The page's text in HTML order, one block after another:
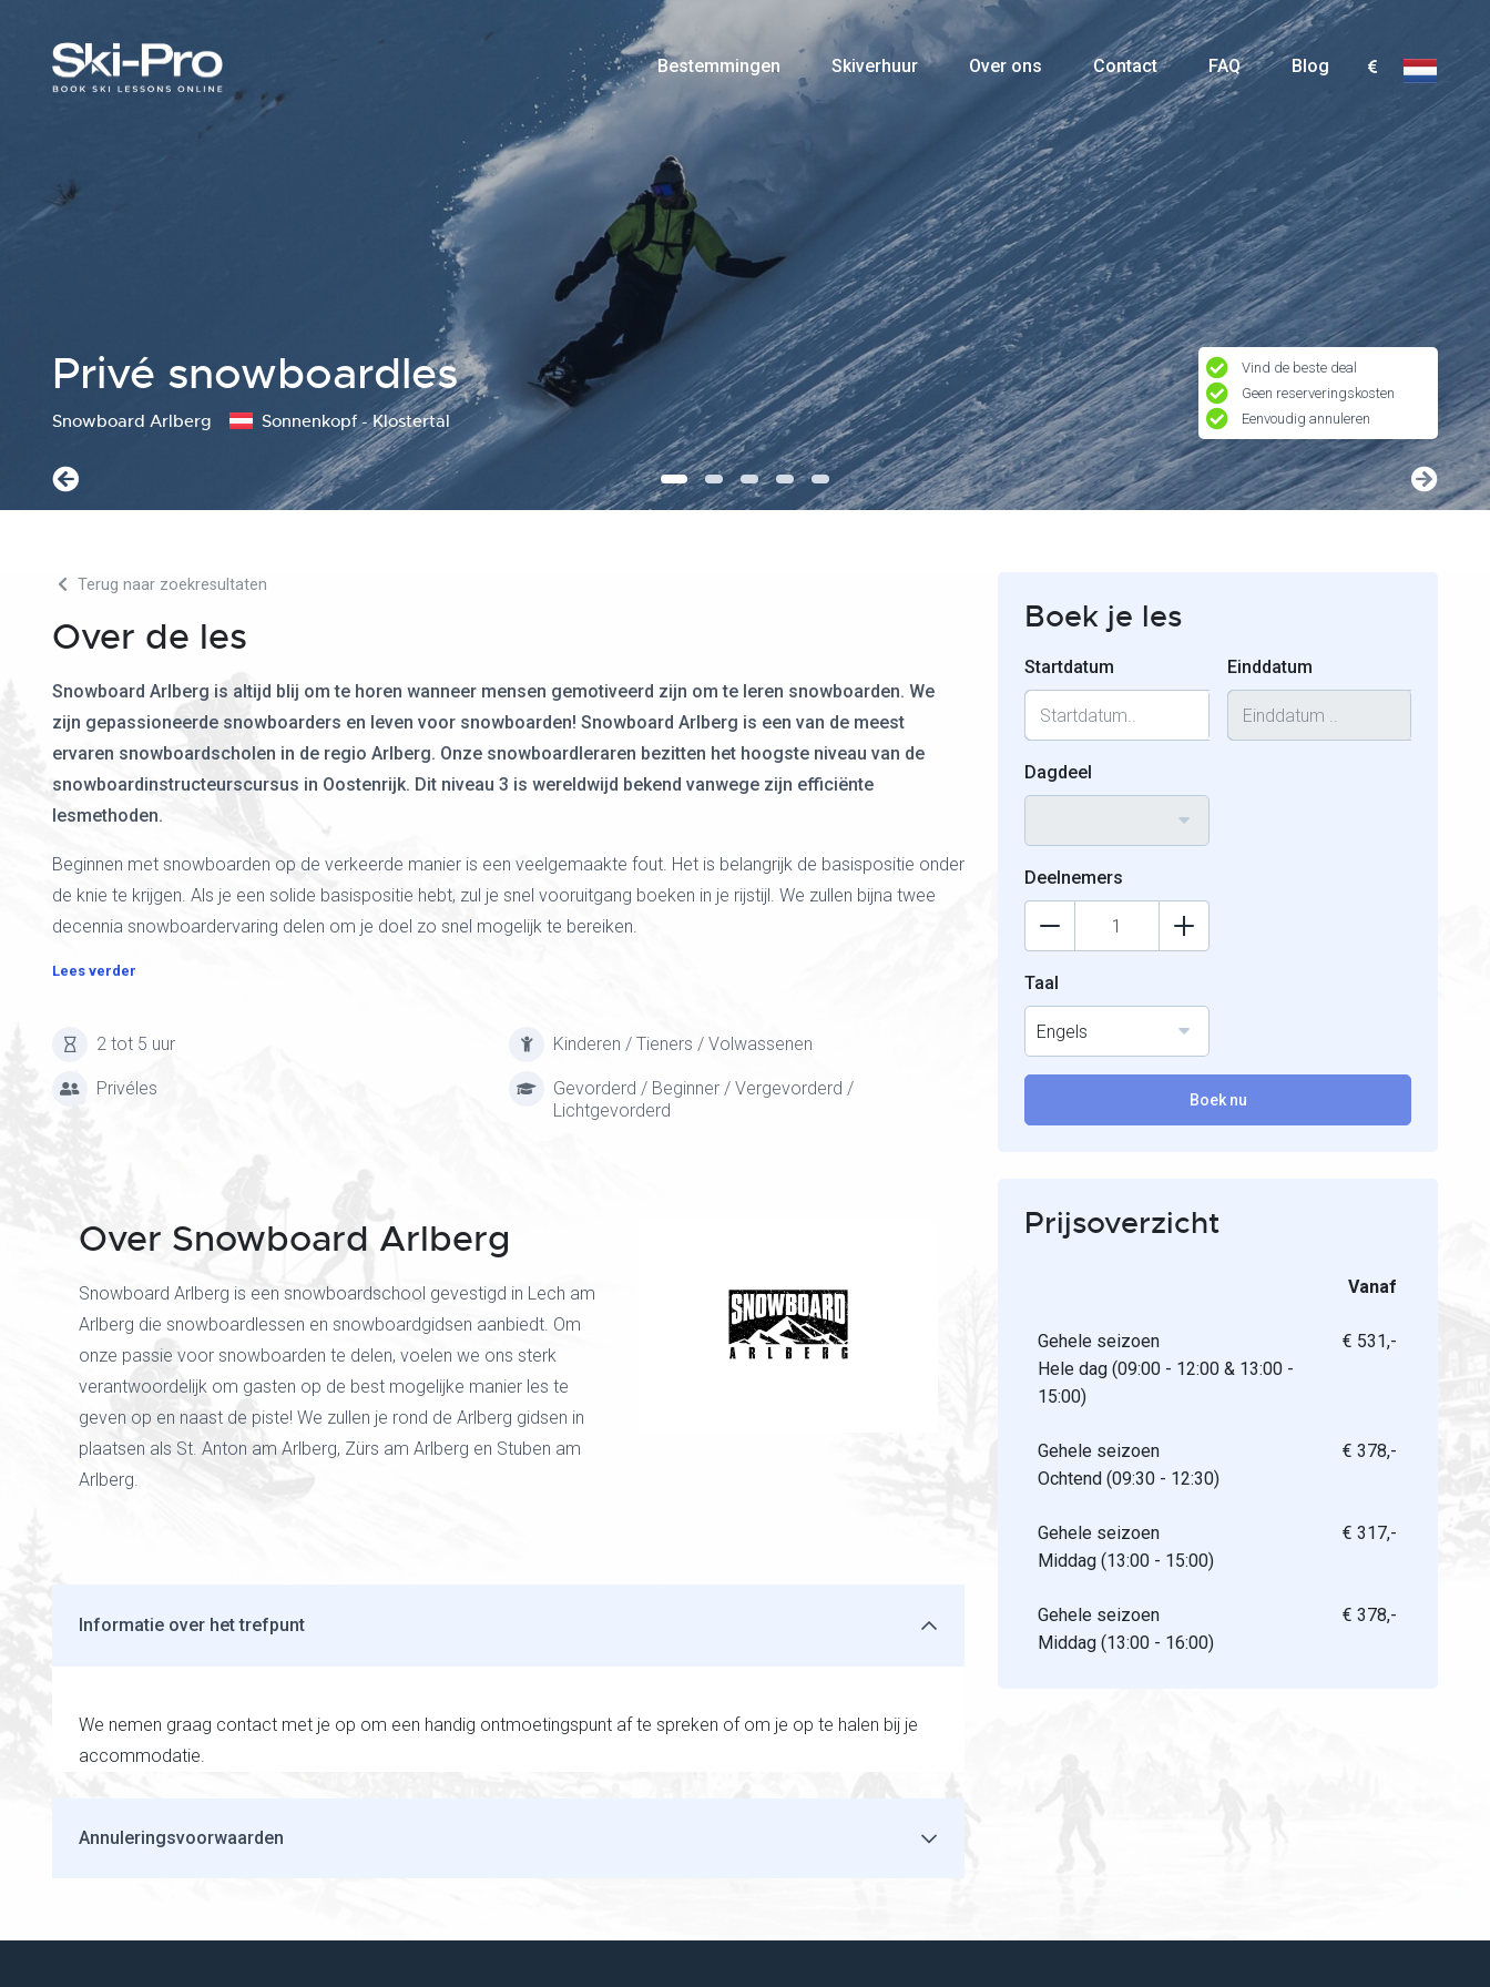
Bestemmingen Skiverhuur Over ons Contact FAQ Blog
Privé snowboardles
Snowboard Arlberg Sonnenkopf - Klostertal
Vind de beste deal
Geen reserveringskosten
Eenvoudig annuleren
Terug naar zoekresultaten
Over de les
Snowboard Arlberg is altijd blij om te horen wanneer mensen gemotiveerd zijn om te leren snowboarden. We
zijn gepassioneerde snowboarders en leven voor snowboarden! Snowboard Arlberg is een van de meest
ervaren snowboardscholen in de regio Arlberg. Onze snowboardleraren bezitten het hoogste niveau van de
snowboardinstructeurscursus in Oostenrijk. Dit niveau 3 is wereldwijd bekend vanwege zijn efficiënte
lesmethoden.
Beginnen met snowboarden op de verkeerde manier is een veelgemaakte fout. Het is belangrijk de basispositie onder
de knie te krijgen. Als je een solide basispositie hebt, zul je snel vooruitgang boeken in je rijstijl. We zullen bijna twee
decennia snowboardervaring delen om je doel zo snel mogelijk te bereiken.
Lees verder
2 tot 5 uur Kinderen / Tieners / Volwassenen
Privéles
Gevorderd / Beginner / Vergevorderd /
Lichtgevorderd
Over Snowboard Arlberg
Snowboard Arlberg is een snowboardschool gevestigd in Lech am
Arlberg die snowboardlessen en snowboardgidsen aanbiedt. Om
onze passie voor snowboarden te delen, voelen we ons sterk
verantwoordelijk om gasten op de best mogelijke manier les te
geven op en naast de piste! We zullen je rond de Arlberg gidsen in
plaatsen als St. Anton am Arlberg, Zürs am Arlberg en Stuben am
Arlberg.
Boek je les
Startdatum Einddatum
Dagdeel
Deelnemers
Taal
Engels
Boek nu
Prijsoverzicht
Vanaf
Gehele seizoen
Hele dag (09:00 - 12:00 & 13:00 -
15:00)
€ 531,-
Gehele seizoen
Ochtend (09:30 - 12:30)
€ 378,-
Gehele seizoen
Middag (13:00 - 15:00)
€ 317,-
Gehele seizoen
Middag (13:00 - 16:00)
€ 378,-
Informatie over het trefpunt
We nemen graag contact met je op om een handig ontmoetingspunt af te spreken of om je op te halen bij je
accommodatie.
Annuleringsvoorwaarden